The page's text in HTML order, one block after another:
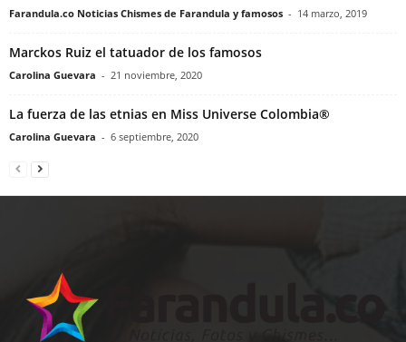
Farandula.co Noticias Chismes de Farandula y famosos - 14 marzo, 2019
Marckos Ruiz el tatuador de los famosos
Carolina Guevara - 21 noviembre, 2020
La fuerza de las etnias en Miss Universe Colombia®
Carolina Guevara - 6 septiembre, 2020